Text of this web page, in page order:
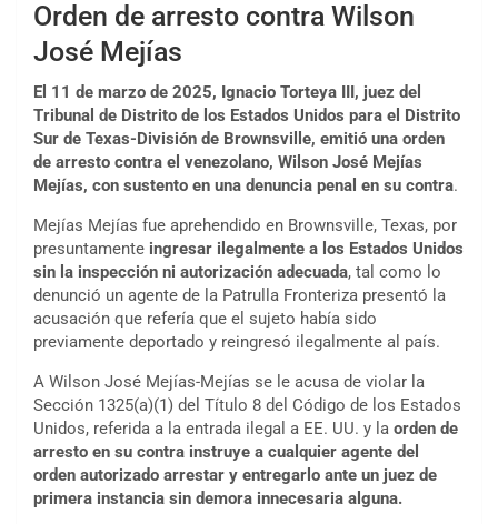
Orden de arresto contra Wilson
José Mejías
El 11 de marzo de 2025, Ignacio Torteya III, juez del
Tribunal de Distrito de los Estados Unidos para el Distrito
Sur de Texas-División de Brownsville, emitió una orden
de arresto contra el venezolano, Wilson José Mejías
Mejías, con sustento en una denuncia penal en su contra.
Mejías Mejías fue aprehendido en Brownsville, Texas, por
presuntamente ingresar ilegalmente a los Estados Unidos
sin la inspección ni autorización adecuada, tal como lo
denunció un agente de la Patrulla Fronteriza presentó la
acusación que refería que el sujeto había sido
previamente deportado y reingresó ilegalmente al país.
A Wilson José Mejías-Mejías se le acusa de violar la
Sección 1325(a)(1) del Título 8 del Código de los Estados
Unidos, referida a la entrada ilegal a EE. UU. y la orden de
arresto en su contra instruye a cualquier agente del
orden autorizado arrestar y entregarlo ante un juez de
primera instancia sin demora innecesaria alguna.